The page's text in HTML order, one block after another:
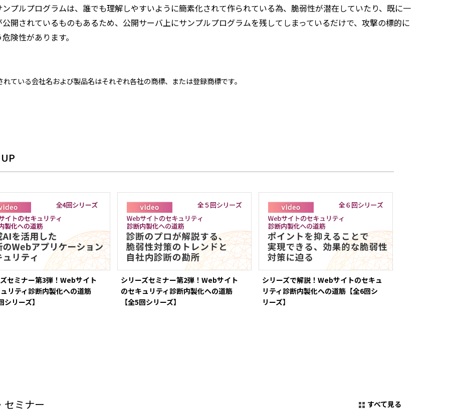
プルプログラムは、誰でも理解しやすいように簡素化されて作られている為、脆弱性が潜在していたり、既に一
開されているものもあるため、公開サーバ上にサンプルプログラムを残してしまっているだけで、攻撃の標的に
険性があります。
ている会社名および製品名はそれぞれ各社の商標、または登録商標です。
セミナー第3弾！Webサイト
リティ診断内製化への道筋
シリーズ】
シリーズセミナー第2弾！Webサイト
のセキュリティ診断内製化への道筋
【全5回シリーズ】
シリーズで解説！Webサイトのセキュ
リティ診断内製化への道筋【全6回シ
リーズ】
セミナー すべて見る